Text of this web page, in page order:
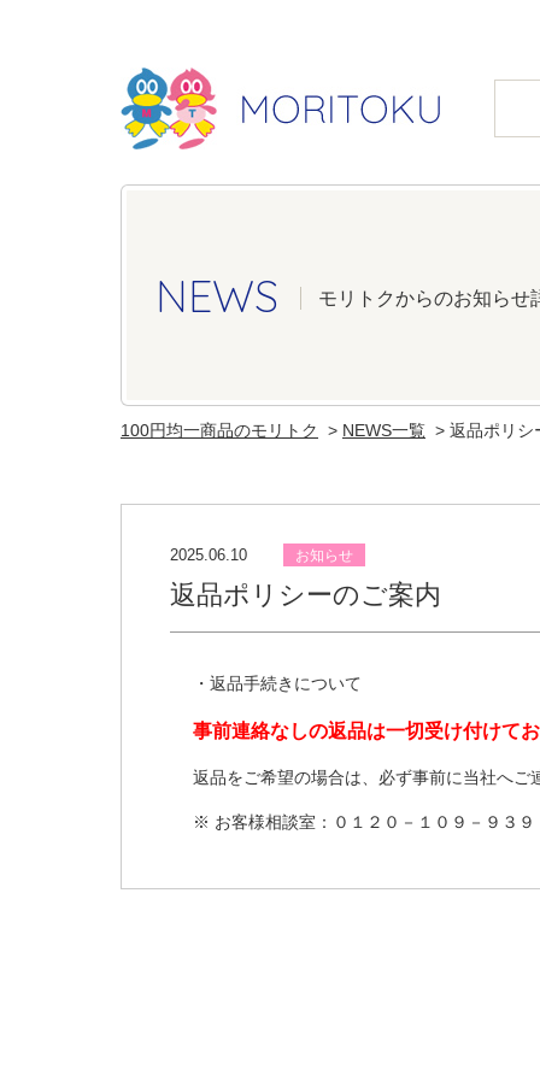
NEWS モリトクからのお知らせ
100円均一商品のモリトク NEWS一覧 返品ポリシ
2025.06.10 お知らせ
返品ポリシーのご案内
・返品手続きについて
事前連絡なしの返品は一切受け付けて
返品をご希望の場合は、必ず事前に当社へご
※ お客様相談室：０１２０－１０９－９３